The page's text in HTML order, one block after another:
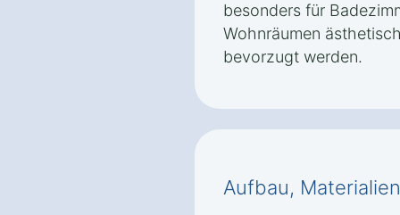
besonders für
Wohnräumen
bevorzugt werden.
Aufbau,